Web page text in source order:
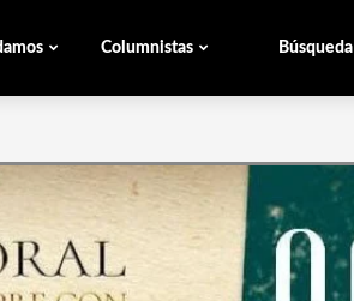
Búsqueda
Columnistas